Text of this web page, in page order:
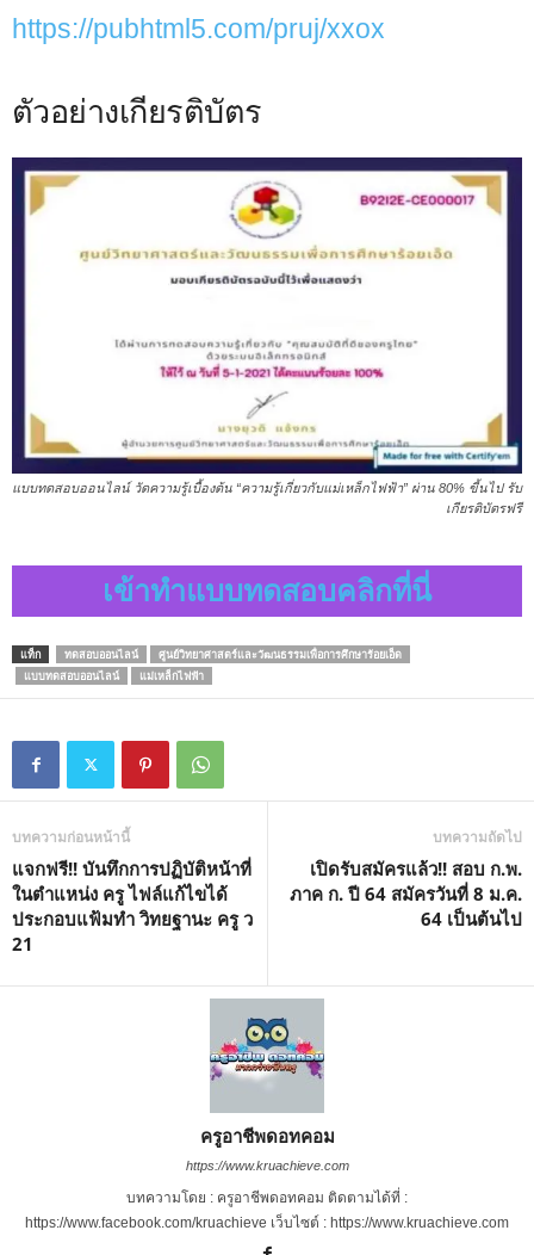
https://pubhtml5.com/pruj/xxox
ตัวอย่างเกียรติบัตร
แบบทดสอบออนไลน์ วัดความรู้เบื้องต้น “ความรู้เกี่ยวกับแม่เหล็กไฟฟ้า” ผ่าน 80% ขี้นไป รับ
เกียรติบัตรฟรี
เข้าทำแบบทดสอบคลิกที่นี่
แท็ก ทดสอบออนไลน์
ศูนย์วิทยาศาสตร์และวัฒนธรรมเพื่อการศึกษาร้อยเอ็ด
แบบทดสอบออนไลน์
แม่เหล็กไฟฟ้า
บทความก่อนหน้านี้
แจกฟรี!! บันทึกการปฏิบัติหน้าที่
ในตำแหน่ง ครู ไฟล์แก้ไขได้
ประกอบแฟ้มทำ วิทยฐานะ ครู ว
21
บทความถัดไป
เปิดรับสมัครแล้ว!! สอบ ก.พ.
ภาค ก. ปี 64 สมัครวันที่ 8 ม.ค.
64 เป็นต้นไป
ครูอาชีพดอทคอม
https://www.kruachieve.com
บทความโดย : ครูอาชีพดอทคอม ติดตามได้ที่ :
https://www.facebook.com/kruachieve เว็บไซต์ : https://www.kruachieve.com